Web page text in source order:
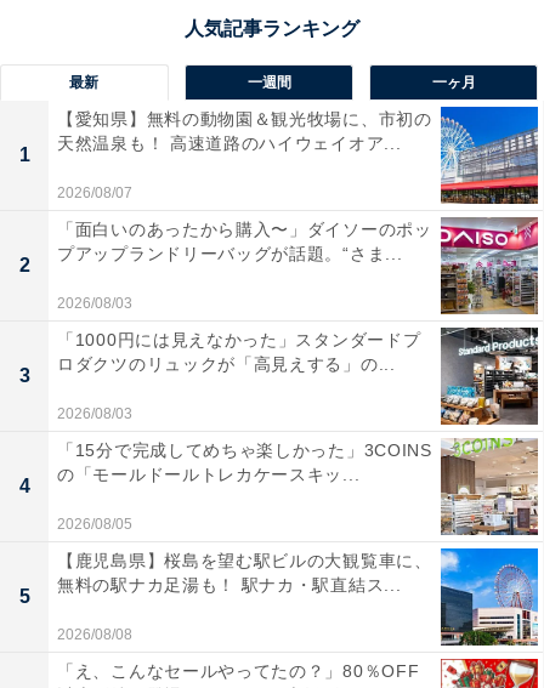
最新 一週間 一ヶ月
1
【愛知県】無料の動物園＆観光牧場に、市初の
天然温泉も！ 高速道路のハイウェイオア...
2026/08/07
2
「面白いのあったから購入〜」ダイソーのポッ
プアップランドリーバッグが話題。“さま...
2026/08/03
3
「1000円には見えなかった」スタンダードプ
ロダクツのリュックが「高見えする」の...
2026/08/03
4
「15分で完成してめちゃ楽しかった」3COINS
の「モールドールトレカケースキッ...
2026/08/05
5
【鹿児島県】桜島を望む駅ビルの大観覧車に、
無料の駅ナカ足湯も！ 駅ナカ・駅直結ス...
2026/08/08
「え、こんなセールやってたの？」80％OFF